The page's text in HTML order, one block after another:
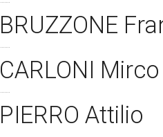
BRUZZONE
CARLONI
PIERRO Attilio